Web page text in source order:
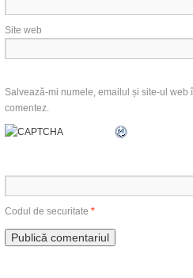
Site web
Salvează-mi numele, emailul și site-ul
comentez.
Codul de securitate *